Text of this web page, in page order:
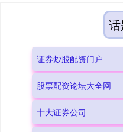
证券炒股配资门户
股票配资论坛大全网
十大证券公司